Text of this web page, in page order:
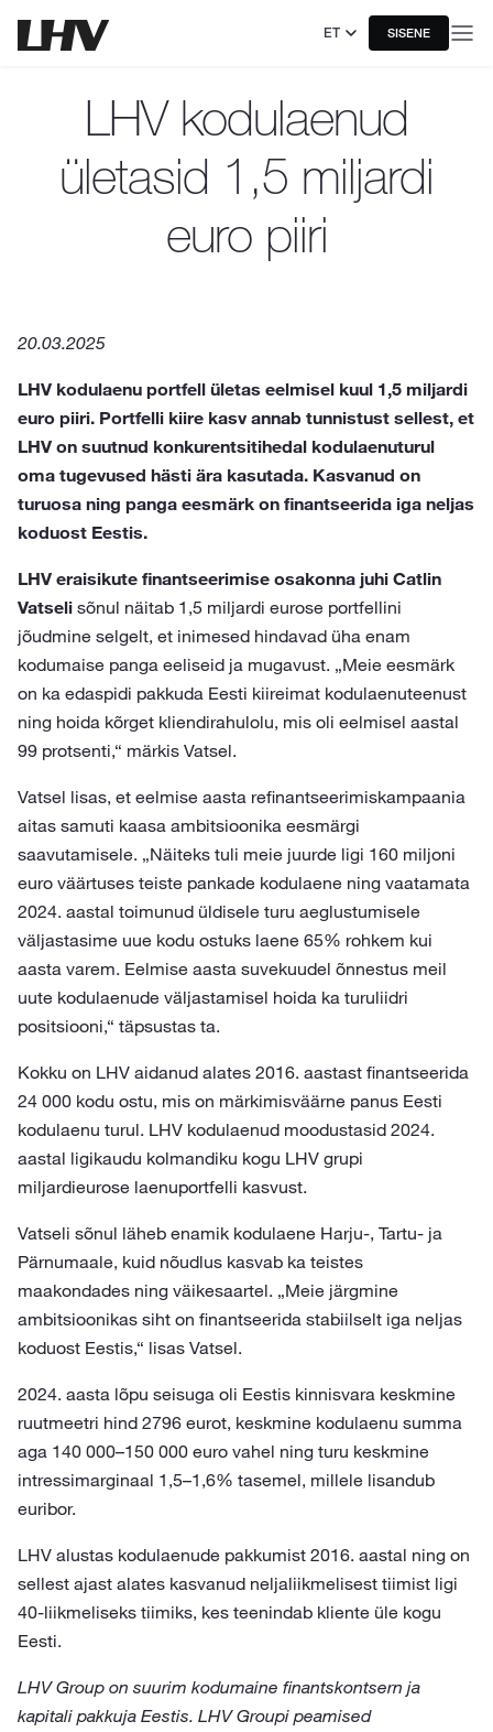
ET SISENE
LHV kodulaenud
ületasid 1,5 miljardi
euro piiri
20.03.2025
LHV kodulaenu portfell ületas eelmisel kuul 1,5 miljardi
euro piiri. Portfelli kiire kasv annab tunnistust sellest, et
LHV on suutnud konkurentsitihedal kodulaenuturul
oma tugevused hästi ära kasutada. Kasvanud on
turuosa ning panga eesmärk on finantseerida iga neljas
koduost Eestis.
LHV eraisikute finantseerimise osakonna juhi Catlin
Vatseli sõnul näitab 1,5 miljardi eurose portfellini
jõudmine selgelt, et inimesed hindavad üha enam
kodumaise panga eeliseid ja mugavust. „Meie eesmärk
on ka edaspidi pakkuda Eesti kiireimat kodulaenuteenust
ning hoida kõrget kliendirahulolu, mis oli eelmisel aastal
99 protsenti,“ märkis Vatsel.
Vatsel lisas, et eelmise aasta refinantseerimiskampaania
aitas samuti kaasa ambitsioonika eesmärgi
saavutamisele. „Näiteks tuli meie juurde ligi 160 miljoni
euro väärtuses teiste pankade kodulaene ning vaatamata
2024. aastal toimunud üldisele turu aeglustumisele
väljastasime uue kodu ostuks laene 65% rohkem kui
aasta varem. Eelmise aasta suvekuudel õnnestus meil
uute kodulaenude väljastamisel hoida ka turuliidri
positsiooni,“ täpsustas ta.
Kokku on LHV aidanud alates 2016. aastast finantseerida
24 000 kodu ostu, mis on märkimisväärne panus Eesti
kodulaenu turul. LHV kodulaenud moodustasid 2024.
aastal ligikaudu kolmandiku kogu LHV grupi
miljardieurose laenuportfelli kasvust.
Vatseli sõnul läheb enamik kodulaene Harju-, Tartu- ja
Pärnumaale, kuid nõudlus kasvab ka teistes
maakondades ning väikesaartel. „Meie järgmine
ambitsioonikas siht on finantseerida stabiilselt iga neljas
koduost Eestis,“ lisas Vatsel.
2024. aasta lõpu seisuga oli Eestis kinnisvara keskmine
ruutmeetri hind 2796 eurot, keskmine kodulaenu summa
aga 140 000–150 000 euro vahel ning turu keskmine
intressimarginaal 1,5–1,6% tasemel, millele lisandub
euribor.
LHV alustas kodulaenude pakkumist 2016. aastal ning on
sellest ajast alates kasvanud neljaliikmelisest tiimist ligi
40-liikmeliseks tiimiks, kes teenindab kliente üle kogu
Eesti.
LHV Group on suurim kodumaine finantskontsern ja
kapitali pakkuja Eestis. LHV Groupi peamised